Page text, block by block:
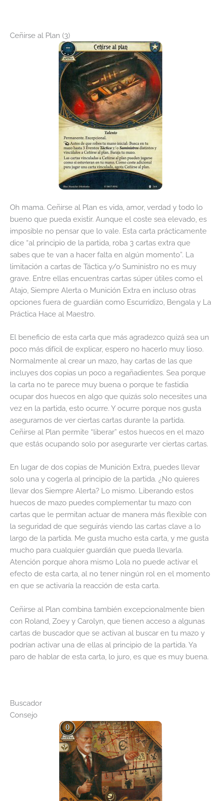
Ceñirse al Plan (3)
Oh mama. Ceñirse al Plan es vida, amor, verdad y todo lo
bueno que pueda existir. Aunque el coste sea elevado, es
imposible no pensar que lo vale. Esta carta prácticamente
dice “al principio de la partida, roba 3 cartas extra que
sabes que te van a hacer falta en algún momento”. La
limitación a cartas de Táctica y/o Suministro no es muy
grave. Entre ellas encuentras cartas súper útiles como el
Atajo, Siempre Alerta o Munición Extra en incluso otras
opciones fuera de guardián como Escurridizo, Bengala y La
Práctica Hace al Maestro.
El beneficio de esta carta que más agradezco quizá sea un
poco más difícil de explicar, espero no hacerlo muy lioso.
Normalmente al crear un mazo, hay cartas de las que
incluyes dos copias un poco a regañadientes. Sea porque
la carta no te parece muy buena o porque te fastidia
ocupar dos huecos en algo que quizás solo necesites una
vez en la partida, esto ocurre. Y ocurre porque nos gusta
asegurarnos de ver ciertas cartas durante la partida.
Ceñirse al Plan permite “liberar” estos huecos en el mazo
que estás ocupando solo por asegurarte ver ciertas cartas.
En lugar de dos copias de Munición Extra, puedes llevar
solo una y cogerla al principio de la partida. ¿No quieres
llevar dos Siempre Alerta? Lo mismo. Liberando estos
huecos de mazo puedes complementar tu mazo con
cartas que le permitan actuar de manera más flexible con
la seguridad de que seguirás viendo las cartas clave a lo
largo de la partida. Me gusta mucho esta carta, y me gusta
mucho para cualquier guardián que pueda llevarla.
Atención porque ahora mismo Lola no puede activar el
efecto de esta carta, al no tener ningún rol en el momento
en que se activaría la reacción de esta carta.
Ceñirse al Plan combina también excepcionalmente bien
con Roland, Zoey y Carolyn, que tienen acceso a algunas
cartas de buscador que se activan al buscar en tu mazo y
podrían activar una de ellas al principio de la partida. Ya
paro de hablar de esta carta, lo juro, es que es muy buena.
Buscador
Consejo